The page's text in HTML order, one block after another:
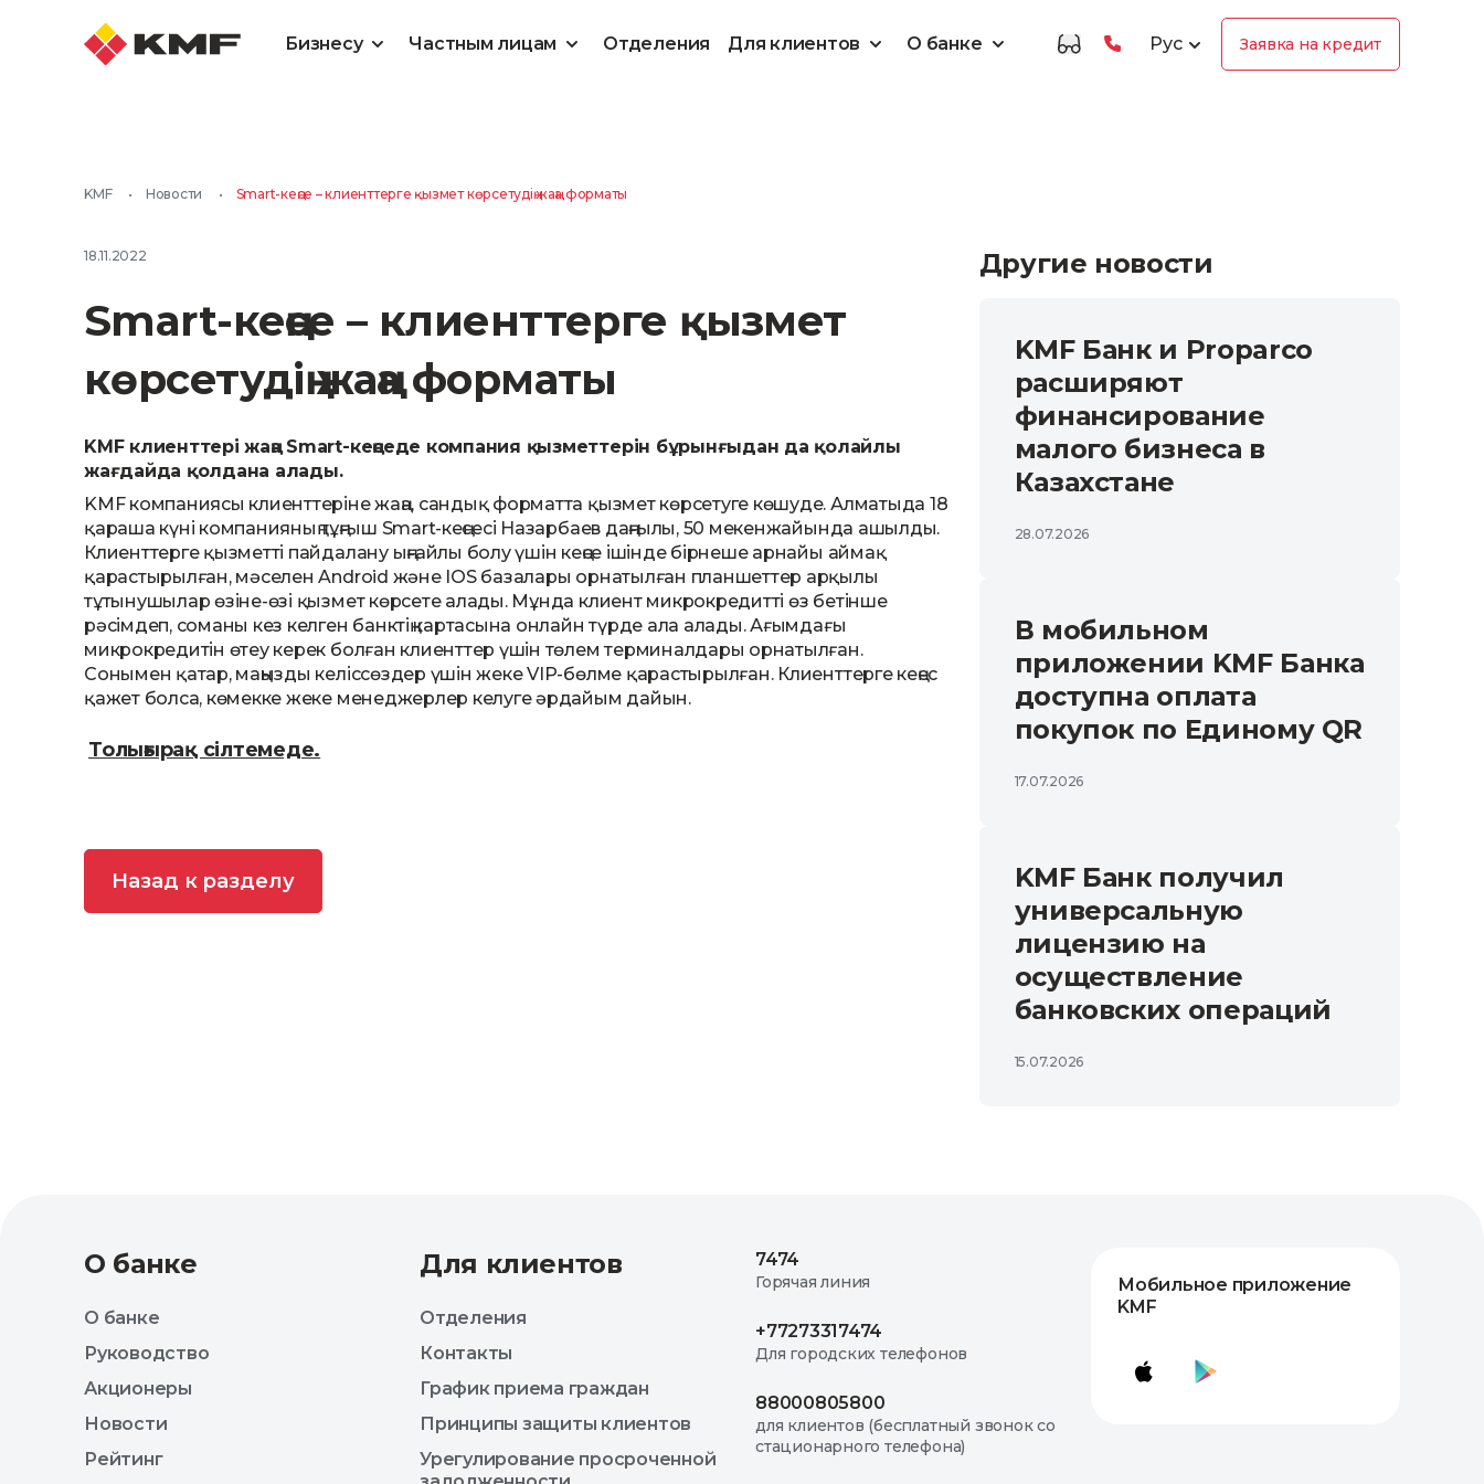
Бизнесу Частным лицам Отделения Для клиентов О банке Рус Заявка на кредит
KMF • Новости • Smart-кеңсе – клиенттерге қызмет көрсетудің жаңа форматы
18.11.2022
Smart-кеңсе – клиенттерге қызмет
көрсетудің жаңа форматы
KMF клиенттері жаңа Smart-кеңседе компания қызметтерін бұрынғыдан да қолайлы
жағдайда қолдана алады.
KMF компаниясы клиенттеріне жаңа, сандық форматта қызмет көрсетуге көшуде. Алматыда 18
қараша күні компанияның тұңғыш Smart-кеңсесі Назарбаев даңғылы, 50 мекенжайында ашылды.
Клиенттерге қызметті пайдалану ыңғайлы болу үшін кеңсе ішінде бірнеше арнайы аймақ
қарастырылған, мәселен Android және IOS базалары орнатылған планшеттер арқылы
тұтынушылар өзіне-өзі қызмет көрсете алады. Мұнда клиент микрокредитті өз бетінше
рәсімдеп, соманы кез келген банктің картасына онлайн түрде ала алады. Ағымдағы
микрокредитін өтеу керек болған клиенттер үшін төлем терминалдары орнатылған.
Сонымен қатар, маңызды келіссөздер үшін жеке VIP-бөлме қарастырылған. Клиенттерге кеңес
қажет болса, көмекке жеке менеджерлер келуге әрдайым дайын.
Толығырақ сілтемеде.
Назад к разделу
Другие новости
KMF Банк и Proparco
расширяют
финансирование
малого бизнеса в
Казахстане
28.07.2026
В мобильном
приложении KMF Банка
доступна оплата
покупок по Единому QR
17.07.2026
KMF Банк получил
универсальную
лицензию на
осуществление
банковских операций
15.07.2026
О банке
О банке
Руководство
Акционеры
Новости
Рейтинг
Для клиентов
Отделения
Контакты
График приема граждан
Принципы защиты клиентов
Урегулирование просроченной
7474
Горячая линия
+77273317474
Для городских телефонов
88000805800
для клиентов (бесплатный звонок со
стационарного телефона)
Мобильное приложение
KMF